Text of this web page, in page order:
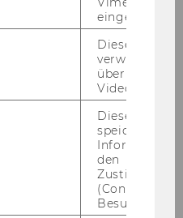
an ent­schei­dungs­ori­
mit Le­bens­lauf
sind unter An­ga­be
an die PER­SO­
Wien zu rich­ten.
7. De­zem­ber
eingebettet
Dieses
verwendet,
überprüfen,
Video
Dieses Cookie
speichert
den
(Consent)
Besuchers.